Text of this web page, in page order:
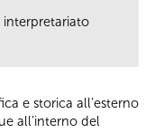
interpretariato
e storica all’esterno
all’interno del